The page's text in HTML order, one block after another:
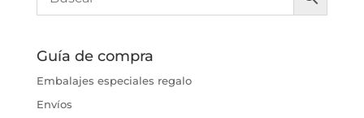
Guía de compra
Embalajes especiales regalo
Envíos